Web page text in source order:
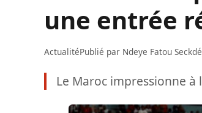
une entrée
ActualitéPublié par Ndeye Fatou Seck
Le Maroc impressionne